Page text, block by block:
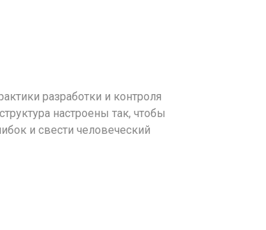
разработки и контроля
настроены так, чтобы
и свести человеческий